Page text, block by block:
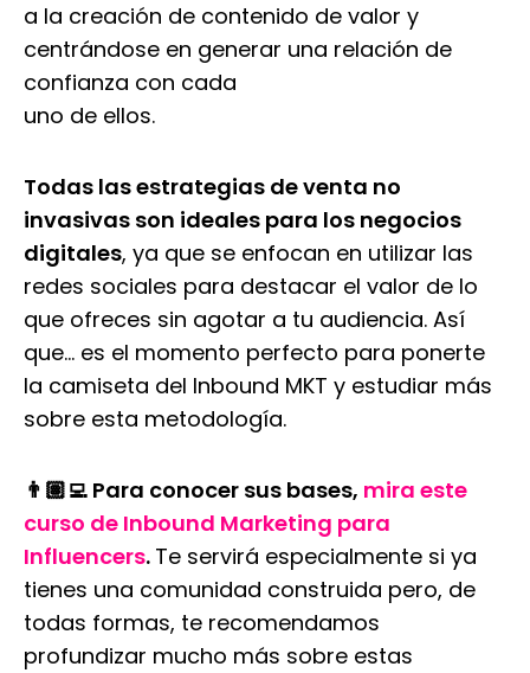
a la creación de contenido de valor y
centrándose en generar una relación de
confianza con cada
uno de ellos.
Todas las estrategias de venta no
invasivas son ideales para los negocios
digitales, ya que se enfocan en utilizar las
redes sociales para destacar el valor de lo
que ofreces sin agotar a tu audiencia. Así
que… es el momento perfecto para ponerte
la camiseta del Inbound MKT y estudiar más
sobre esta metodología.
👨🏽‍💻 Para conocer sus bases, mira este
curso de Inbound Marketing para
Influencers. Te servirá especialmente si ya
tienes una comunidad construida pero, de
todas formas, te recomendamos
profundizar mucho más sobre estas